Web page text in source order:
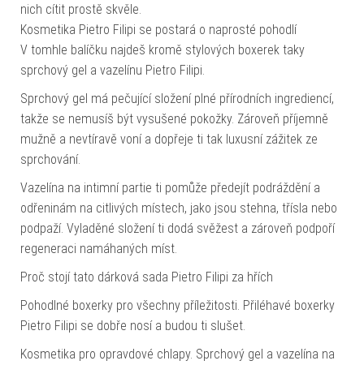
nich cítit prostě skvěle.
Kosmetika Pietro Filipi se postará o naprosté pohodlí
V tomhle balíčku najdeš kromě stylových boxerek taky
sprchový gel a vazelínu Pietro Filipi.
Sprchový gel má pečující složení plné přírodních ingrediencí,
takže se nemusíš být vysušené pokožky. Zároveň příjemně
mužně a nevtíravě voní a dopřeje ti tak luxusní zážitek ze
sprchování.
Vazelína na intimní partie ti pomůže předejít podráždění a
odřeninám na citlivých místech, jako jsou stehna, třísla nebo
podpaží. Vyladěné složení ti dodá svěžest a zároveň podpoří
regeneraci namáhaných míst.
Proč stojí tato dárková sada Pietro Filipi za hřích
Pohodlné boxerky pro všechny příležitosti. Přiléhavé boxerky
Pietro Filipi se dobře nosí a budou ti slušet.
Kosmetika pro opravdové chlapy. Sprchový gel a vazelína na